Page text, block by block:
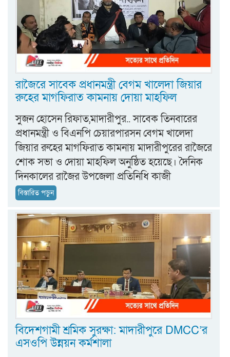
রাজৈরে সাবেক প্রধানমন্ত্রী বেগম খালেদা জিয়ার
রুহের মাগফিরাত কামনায় দোয়া মাহফিল
সুজন হোসেন রিফাত,মাদারীপুর.. সাবেক তিনবারের
প্রধানমন্ত্রী ও বিএনপি চেয়ারপারসন বেগম খালেদা
জিয়ার রুহের মাগফিরাত কামনায় মাদারীপুরের রাজৈরে
শোক সভা ও দোয়া মাহফিল অনুষ্ঠিত হয়েছে। দৈনিক
দিনকালের রাজৈর উপজেলা প্রতিনিধি কাজী
বিস্তারিত পড়ুন
‎বিদেশগামী শ্রমিক সুরক্ষা: মাদারীপুরে DMCC’র
এসওপি উন্নয়ন কর্মশালা